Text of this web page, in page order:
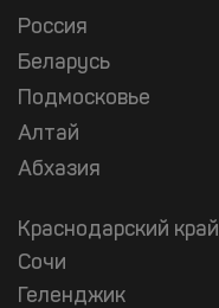
Россия
Беларусь
Подмосковье
Алтай
Абхазия
Краснодарский край
Сочи
Геленджик